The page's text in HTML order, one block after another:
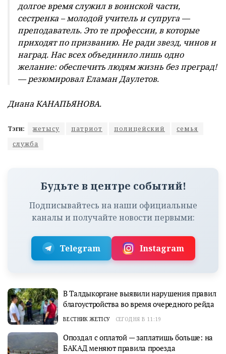
долгое время служил в воинской части,
сестренка – молодой учитель и супруга —
преподаватель. Это те профессии, в которые
приходят по призванию. Не ради звезд, чинов и
наград. Нас всех объединило лишь одно
желание: обеспечить людям жизнь без преград!
— резюмировал Еламан Даулетов.
Диана КАНАПЬЯНОВА.
Тэги: жетысу патриот полицейский
семья
служба
Будьте в центре событий!
Подписывайтесь на наши официальные
каналы и получайте новости первыми:
Telegram Instagram
В Талдыкоргане выявили нарушения правил
благоустройства во время очередного рейда
ВЕСТНИК ЖЕТІСУ СЕГОДНЯ В 11:19
Опоздал с оплатой — заплатишь больше: на
БАКАД меняют правила проезда